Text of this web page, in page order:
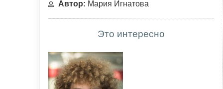
Автор: Мария Игнатова
Это интересно